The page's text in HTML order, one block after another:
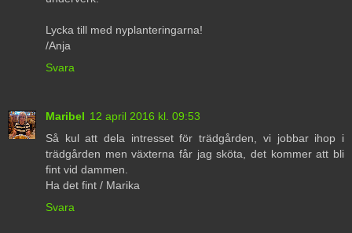
Lycka till med nyplanteringarna!
/Anja
Svara
Maribel 12 april 2016 kl. 09:53
Så kul att dela intresset för trädgården, vi jobbar ihop i
trädgården men växterna får jag sköta, det kommer att bli
fint vid dammen.
Ha det fint / Marika
Svara